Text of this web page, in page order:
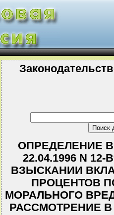
ОПРЕДЕЛЕНИЕ
22.04.1996 N
ВЗЫСКАНИИ
ПРОЦЕНТОВ
МОРАЛЬНОГО
РАССМОТРЕНИЕ